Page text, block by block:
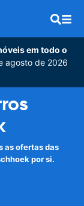
em todo o
agosto de 2026
as ofertas das
por si.